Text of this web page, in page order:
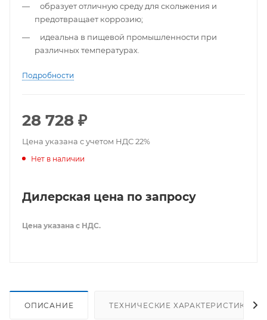
образует отличную среду для скольжения и
предотвращает коррозию;
идеальна в пищевой промышленности при
различных температурах.
Подробности
28 728 ₽
Цена указана с учетом НДС 22%
Нет в наличии
Дилерская цена по запросу
Цена указана с НДС.
ОПИСАНИЕ ТЕХНИЧЕСКИЕ ХАРАКТЕРИСТИКИ